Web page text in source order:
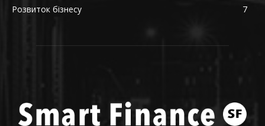
Розвиток бізнесу
7